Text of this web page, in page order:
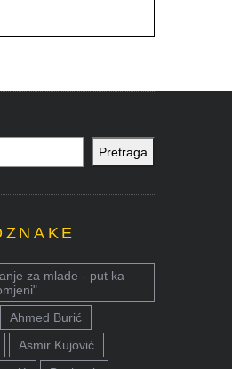
Pretraga
za mlade - put ka
Ahmed Burić
Asmir Kujović